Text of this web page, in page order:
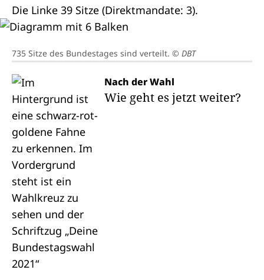
Die Linke 39 Sitze (Direktmandate: 3).
735 Sitze des Bundestages sind verteilt. © DBT
Nach der Wahl
Wie geht es jetzt weiter?